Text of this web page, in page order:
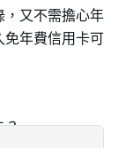
，又不需擔心年
免年費信用卡可
？